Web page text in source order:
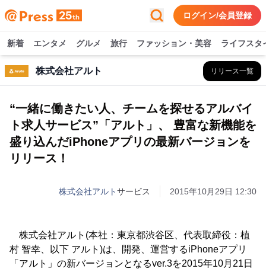
ログイン/会員登録
新着 エンタメ グルメ 旅行 ファッション・美容 ライフスタ
株式会社アルト リリース一覧
“一緒に働きたい人、チームを探せるアルバイ
ト求人サービス”「アルト」、 豊富な新機能を
盛り込んだiPhoneアプリの最新バージョンを
リリース！
株式会社アルトサービス 2015年10月29日 12:30
株式会社アルト(本社：東京都渋谷区、代表取締役：植
村 智幸、以下 アルト)は、開発、運営するiPhoneアプリ
「アルト」の新バージョンとなるver.3を2015年10月21日